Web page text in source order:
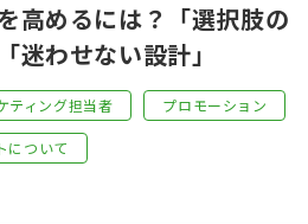
高めるには？「選択肢の
迷わせない設計」
ティング担当者 プロモーション
について